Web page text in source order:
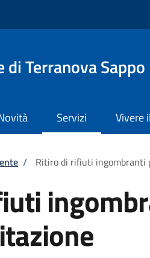
di Terranova
Servizi Vivere
/ Ritiro di rifiuti ingombranti